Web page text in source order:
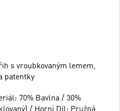
s vroubkovaným lemem,
patentky
70% Bavlna / 30%